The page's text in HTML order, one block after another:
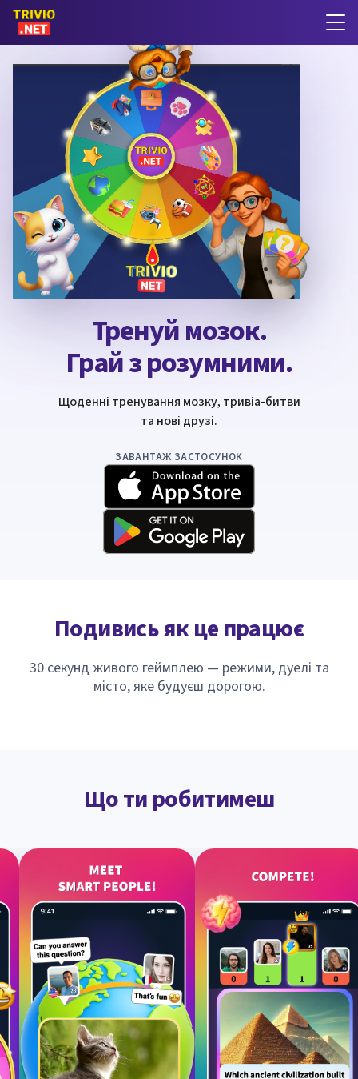
Тренуй мозок.
Грай з розумними.
Щоденні тренування мозку, тривіа-битви
та нові друзі.
ЗАВАНТАЖ ЗАСТОСУНОК
Подивись як це працює
30 секунд живого геймплею — режими, дуелі та
місто, яке будуєш дорогою.
Що ти робитимеш